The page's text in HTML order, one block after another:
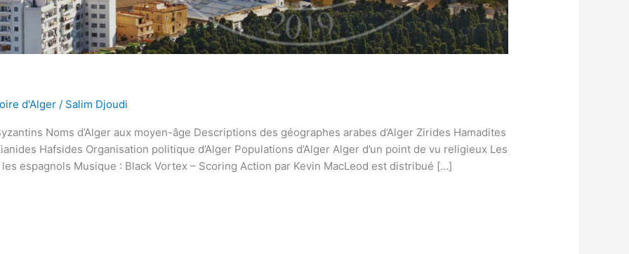
d'Alger / Salim Djoudi
Noms d’Alger aux moyen-âge Descriptions des géographes arabes d’Alger Zirides Hamadites
Hafsides Organisation politique d’Alger Populations d’Alger Alger d’un point de vu religieux Les
les espagnols Musique : Black Vortex – Scoring Action par Kevin MacLeod est distribué […]